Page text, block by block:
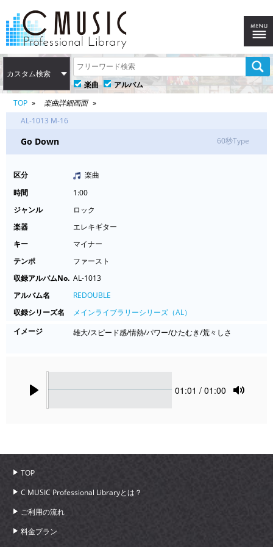
カスタム検索
楽曲
アルバム
TOP
楽曲詳細画面
AL-1013 M-16
Go Down 60秒Type
区分
楽曲
時間
1:00
ジャンル
ロック
楽器
エレキギター
キー
マイナー
テンポ
ファースト
収録アルバムNo. AL-1013
アルバム名
REDOUBLE
収録シリーズ名
メインライブラリーシリーズ（AL）
イメージ
雄大/スピード感/情熱/パワー/ひたむき/荒々しさ
Current
01:01 / 01:00
TOP
C MUSIC Professional Libraryとは？
ご利用の流れ
料金プラン